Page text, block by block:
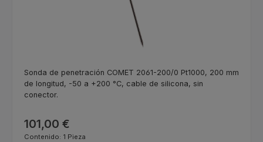
Sonda de penetración COMET 2061-200/0 Pt1000, 200 mm
de longitud, -50 a +200 °C, cable de silicona, sin
conector.
Precio normal:
101,00 €
Contenido: 1 Pieza